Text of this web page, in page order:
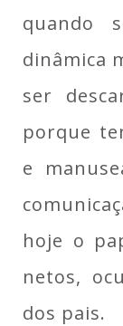
quando
dinâmica
ser
porque
e
hoje o
netos,
dos pais.